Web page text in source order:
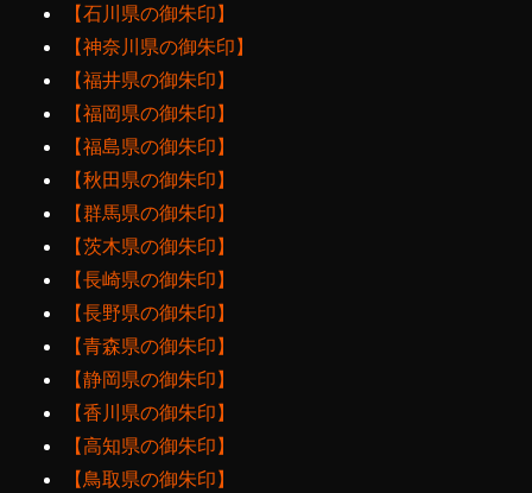
【石川県の御朱印】
【神奈川県の御朱印】
【福井県の御朱印】
【福岡県の御朱印】
【福島県の御朱印】
【秋田県の御朱印】
【群馬県の御朱印】
【茨木県の御朱印】
【長崎県の御朱印】
【長野県の御朱印】
【青森県の御朱印】
【静岡県の御朱印】
【香川県の御朱印】
【高知県の御朱印】
【鳥取県の御朱印】